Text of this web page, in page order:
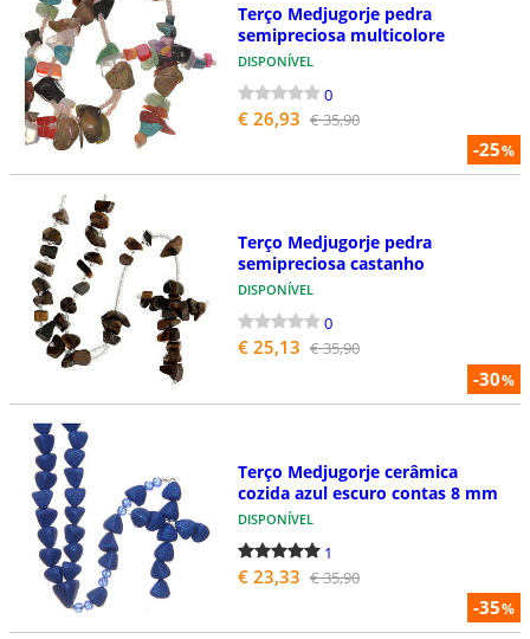
-25%
Terço Medjugorje pedra
semipreciosa multicolore
DISPONÍVEL
0
€ 26,93 € 35,90
-30%
Terço Medjugorje pedra
semipreciosa castanho
DISPONÍVEL
0
€ 25,13 € 35,90
-35%
Terço Medjugorje cerâmica
cozida azul escuro contas 8 mm
DISPONÍVEL
1
€ 23,33 € 35,90